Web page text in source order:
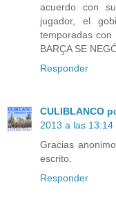
acuerdo con
jugador, el
temporadas con
BARÇA SE
Responder
CULIBLANCO
2013 a las 13:14
Gracias
escrito.
Responder